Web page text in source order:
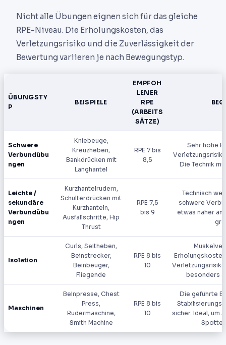
Nicht alle Übungen eignen sich für das gleiche
RPE-Niveau. Die Erholungskosten, das
Verletzungsrisiko und die Zuverlässigkeit der
Bewertung variieren je nach Bewegungstyp.
ÜBUNGSTY
P
BEISPIELE
EMPFOH
LENER
RPE
(ARBEITS
SÄTZE)
Schwere
Verbundübu
ngen
Kniebeuge,
Kreuzheben,
Bankdrücken mit
Langhantel
RPE 7 bis
8,5
Sehr hohe
Die Technik
Leichte /
sekundäre
Verbundübu
ngen
Kurzhantelrudern,
Schulterdrücken mit
Kurzhanteln,
Ausfallschritte, Hip
Thrust
RPE 7,5
bis 9
Technisch
schwere
etwas näher
Isolation
Curls, Seitheben,
Beinstrecker,
Beinbeuger,
Fliegende
RPE 8 bis
10
Verletzungsrisiko
besonders
Maschinen
Beinpresse, Chest
Press,
Rudermaschine,
Smith Machine
RPE 8 bis
10
Die geführte
sicher. Ideal, um
Spotter